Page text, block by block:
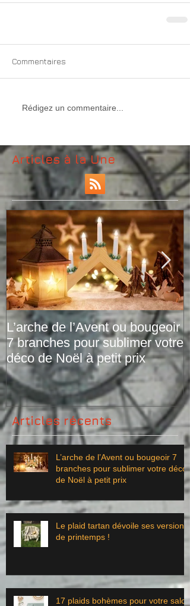
Commentaires
Rédigez un commentaire...
Articles à la Une
L’arche de l’Avent ou bougeoir
7 branches pour sublimer votre
déco de Noël à petit prix
Articles récents
L’arche de l’Avent ou bougeoir 7
branches pour sublimer votre déco
de Noël à petit prix
Le plaid tartan dévoile ses versions
de printemps !
17 plaids bohèmes pour votre salon